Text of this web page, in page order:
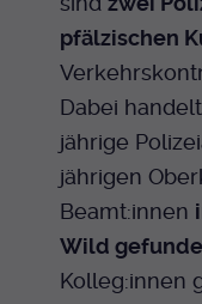
pfälzischen
Dabei
jährige
jährigen
Beamt:innen
Wild
Kolleg:innen